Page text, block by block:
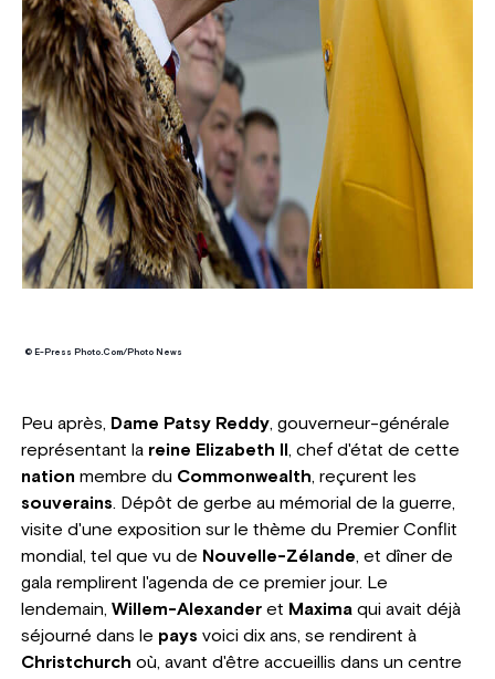
© E-Press Photo.Com/Photo News
Peu après, Dame Patsy Reddy, gouverneur-générale
représentant la reine Elizabeth II , chef d'état de cette
nation membre du Commonwealth, reçurent les
souverains. Dépôt de gerbe au mémorial de la guerre,
visite d'une exposition sur le thème du Premier Conflit
mondial, tel que vu de Nouvelle-Zélande, et dîner de
gala remplirent l'agenda de ce premier jour. Le
lendemain, Willem-Alexanderet Maximaqui avait déjà
séjourné dans le pays voici dix ans, se rendirent à
Christchurch où, avant d'être accueillis dans un centre